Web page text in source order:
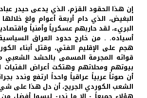
إن هذا الحقود القزم، الذي يدعى حيدر
البغيض، الذي دام أربعة أعوام ولغ
البريء، لقد حاربهم عسكرياً وأمنياً
أسياده. . من خارج حدود العراق
هجم على الإقليم الفتي، وقتل أبناء
قواته المجرمة المسمى بالحشد الشعبي
بيوتهم ومحلاتهم وهتكت أعراض الفتيات
أن صوتاً عربياً عراقياً واحداً ارتفع وندد
الشعب الكوردي الجريح، أن دل هذا على